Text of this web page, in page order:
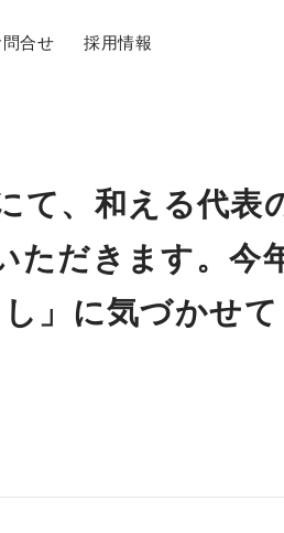
合せ 採用情報
、和える代表
ただきます。今
」に気づかせ